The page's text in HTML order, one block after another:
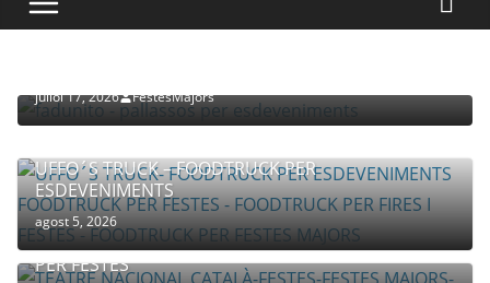
juliol 17, 2026 FestesMajors
UFFO´S TRUCK – FOODTRUCK PER
ESDEVENIMENTS
agost 5, 2026
COMPANYIA TENAC – TEATRE NACIONAL CATALÀ
PER FESTES